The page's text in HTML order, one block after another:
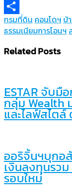
Copy
Link
Share
กรมที่ดิน คอนโดฯ บ้
ธรรมเนียมการโอนฯ
Related Posts
ESTAR จับมื
กลุ่ม Wealth
และไลฟ์สไต
ออริจิ้นฯบุกอ
เงินลงทุนรว
รอบใหม่